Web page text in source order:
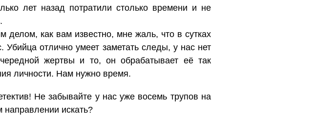
лет назад потратили столько времени и не
делом, как вам известно, мне жаль, что в сутках
отлично умеет заметать следы, у нас нет
жертвы и то, он обрабатывает её так
личности. Нам нужно время.
Не забывайте у нас уже восемь трупов на
искать?